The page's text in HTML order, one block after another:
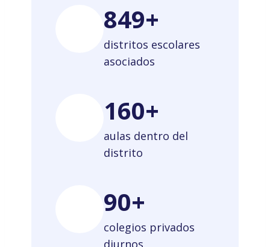
850+
distritos escolares
asociados
160+
aulas dentro del
distrito
90+
colegios privados
diurnos